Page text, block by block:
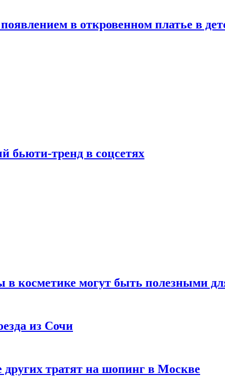
в откровенном платье в
бьюти-тренд в соцсетях
в косметике могут быть полезными
из Сочи
тратят на шопинг в Москве